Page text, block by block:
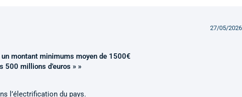
27/05/
montant minimums moyen de 1500€
500 millions d’euros » »
l’électrification du pays.